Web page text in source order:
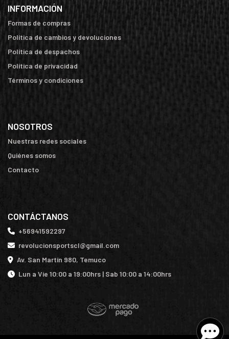
INFORMACIÓN
Formas de compras
Política de cambios y devoluciones
Política de despachos
Política de privacidad
Términos y condiciones
NOSOTROS
Nuestras redes sociales
Quiénes somos
Contacto
CONTÁCTANOS
+56941592297
revolucionsportscl@gmail.com
Av. San Martín 980, Temuco
Lun a Vie 10:00 a 19:00hrs | Sab 10:00 a 14:00hrs